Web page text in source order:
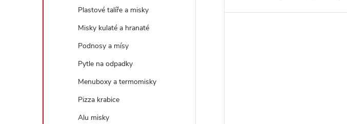
Plastové talíře a misky
Misky kulaté a hranaté
Podnosy a mísy
Pytle na odpadky
Menuboxy a termomisky
Pizza krabice
Alu misky
k